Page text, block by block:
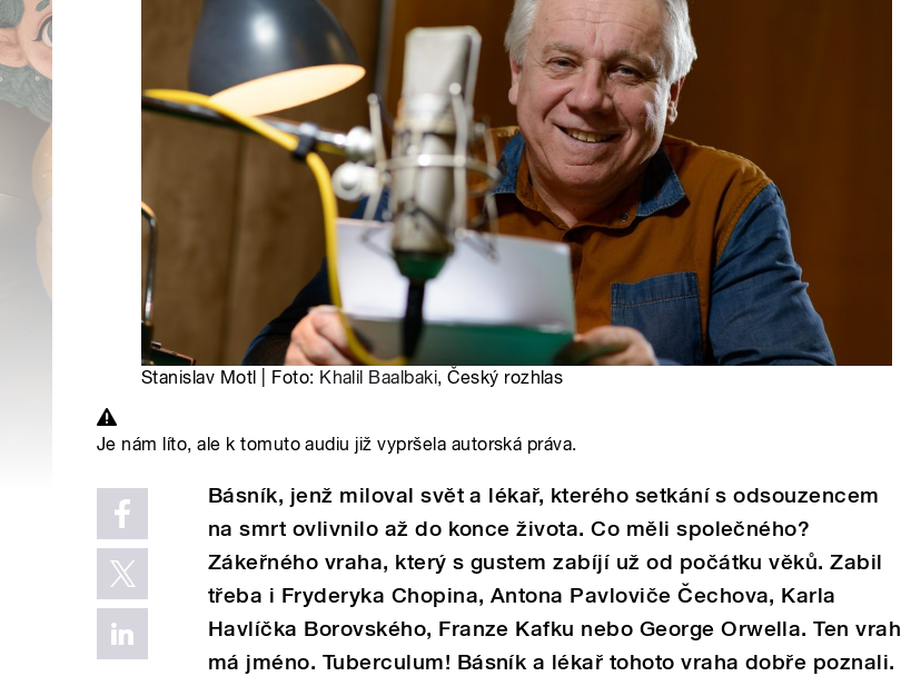
Stanislav Motl | Foto: Khalil Baalbaki, Český rozhlas
Je nám líto, ale k tomuto audiu již vypršela autorská práva.
Básník, jenž miloval svět a lékař, kterého setkání s odsouzencem
na smrt ovlivnilo až do konce života. Co měli společného?
Zákeřného vraha, který s gustem zabíjí už od počátku věků. Zabil
třeba i Fryderyka Chopina, Antona Pavloviče Čechova, Karla
Havlíčka Borovského, Franze Kafku nebo George Orwella. Ten vrah
má jméno. Tuberculum! Básník a lékař tohoto vraha dobře poznali.